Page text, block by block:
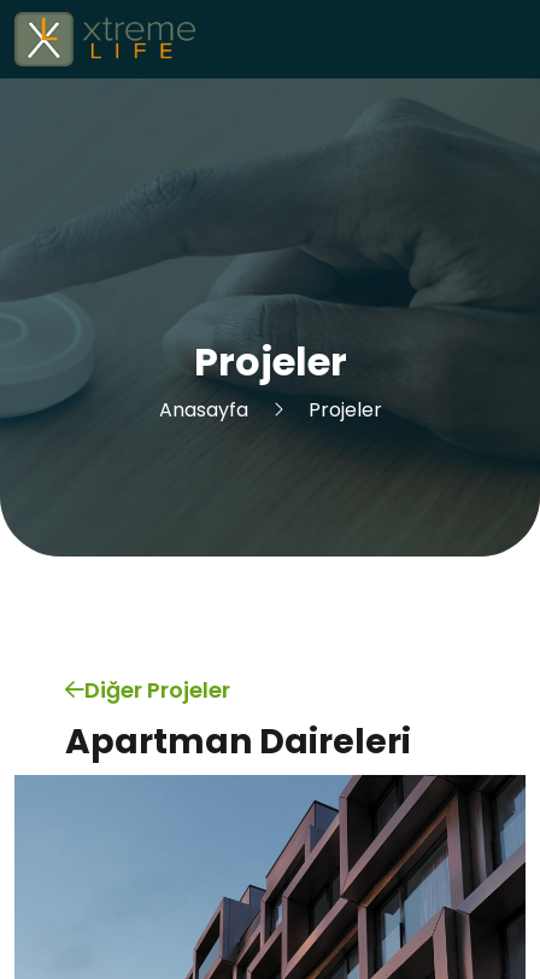
Projeler
Anasayfa Projeler
Diğer Projeler
Apartman Daireleri